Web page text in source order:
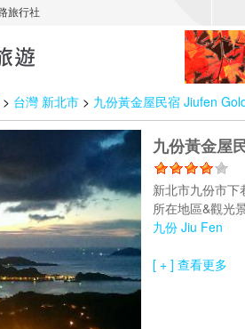
> 台灣 新北市 > 九份黃金屋民宿 Jiufen
九份黃金屋
新北市九份市
所在地區&觀光
九份 Jiu Fen
[ + ] 查看更多